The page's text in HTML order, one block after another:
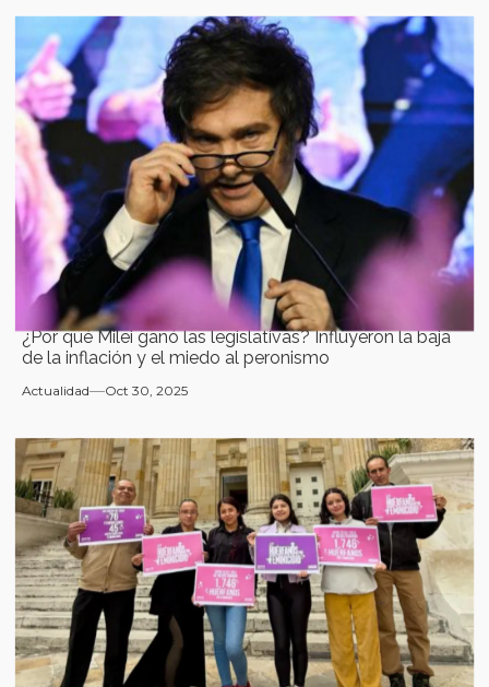
¿Por qué Milei ganó las legislativas? Influyeron la baja
de la inflación y el miedo al peronismo
Actualidad Oct 30, 2025